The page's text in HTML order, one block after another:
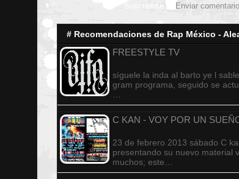
Suscribirse a: Enviar
# Recomendaciones de Rap México -
FREESTYLE TV
síguele la inda al barto ye l
gram programa, seguido se
C KAN - VOY POR UN
23 de febrero 2013 sábado C
presentando su nuevo material
muchos; este…